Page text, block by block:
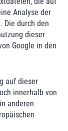
Analyse der
Die durch den
dieser
Google in den
auf dieser
innerhalb von
anderen